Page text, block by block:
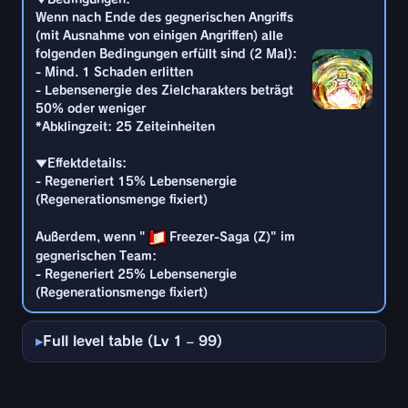
Außerdem, wenn "
Freezer-Saga (Z)" im
gegnerischen Team:
- Regeneriert 20% Lebensenergie
(Regenerationsmenge fixiert)
*Abklingzeit: 25 Zeiteinheiten
▼Effektdetails:
- Regeneriert 10% Lebensenergie
(Regenerationsmenge fixiert)
Außerdem, wenn "
Freezer-Saga (Z)" im
- Regeneriert 25% Lebensenergie
(Regenerationsmenge fixiert)
Wenn nach Ende des gegnerischen Angriffs
(mit Ausnahme von einigen Angriffen) alle
folgenden Bedingungen erfüllt sind (2 Mal):
- Mind. 1 Schaden erlitten
- Lebensenergie des Zielcharakters beträgt
50% oder weniger
*Abklingzeit: 25 Zeiteinheiten
▼Effektdetails:
- Regeneriert 15% Lebensenergie
(Regenerationsmenge fixiert)
Außerdem, wenn "
Freezer-Saga (Z)" im
gegnerischen Team:
- Regeneriert 25% Lebensenergie
(Regenerationsmenge fixiert)
Full level table (Lv 1 – 99)